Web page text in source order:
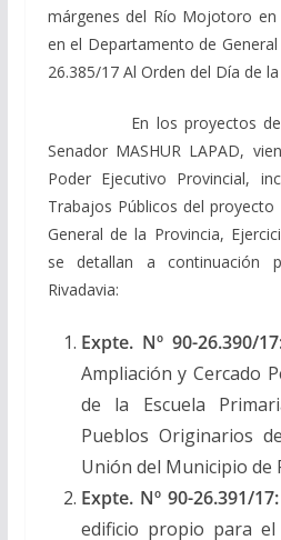
márgenes del Río Mojotoro
en el Departamento de General
26.385/17 Al Orden del Día de
En los proyectos de
Senador MASHUR LAPAD,
Poder Ejecutivo Provincial,
Trabajos Públicos del
General de la Provincia,
se detallan a continuación
Rivadavia:
Expte. Nº 90-26.390/17
Ampliación y Cercado
de la Escuela
Pueblos Originarios
Unión del Municipio de
Expte. Nº 90-26.391/17:
edificio propio para el